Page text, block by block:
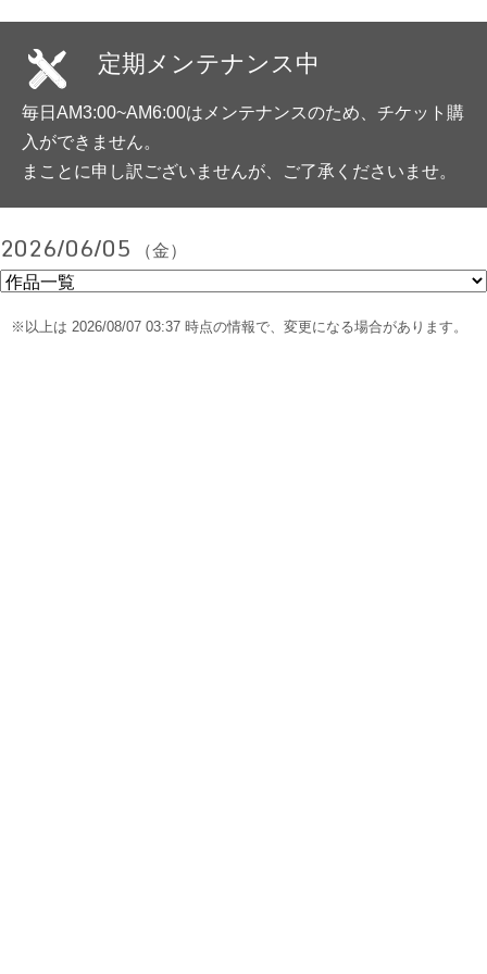
定期メンテナンス中
毎日AM3:00~AM6:00はメンテナンスのため、チケット購
入ができません。
まことに申し訳ございませんが、ご了承くださいませ。
2026/06/05 （金）
※以上は 2026/08/07 03:37 時点の情報で、変更になる場合があります。